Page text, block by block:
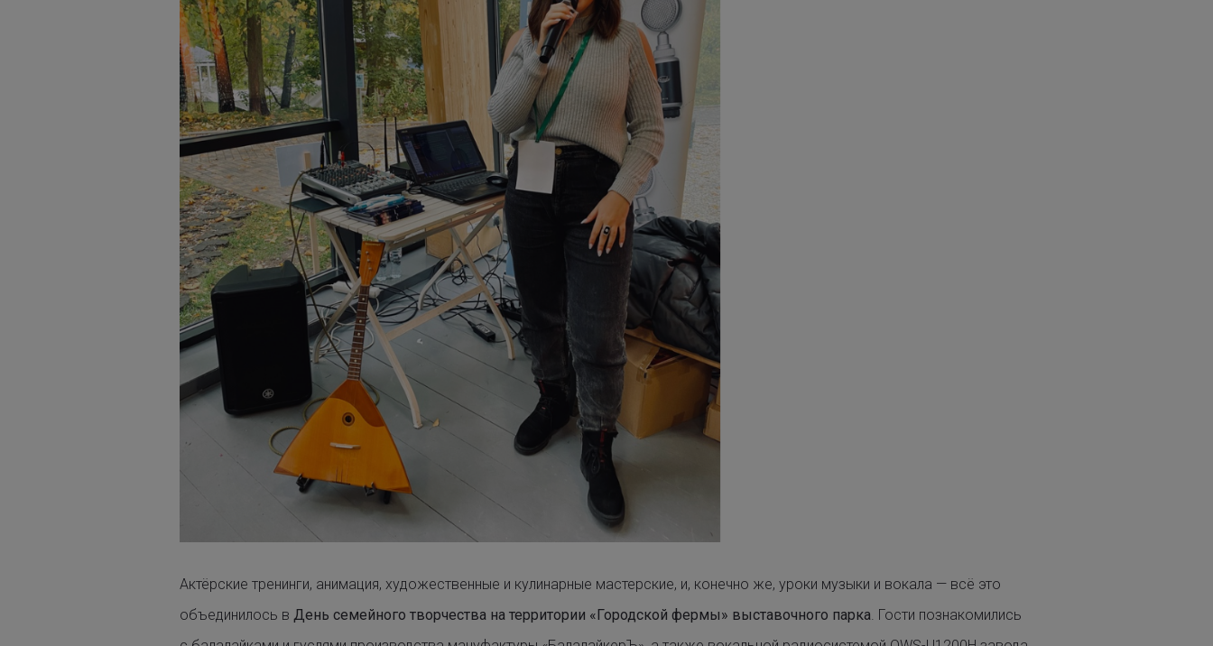
Актёрские тренинги, анимация, художественные и кулинарные мастерские, и, конечно же, уроки музыки и вокала — всё это
объединилось в День семейного творчества на территории «Городской фермы» выставочного парка. Гости познакомились